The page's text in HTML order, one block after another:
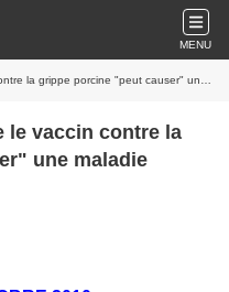
MENU
"peut causer" une maladie neurologique mortelle
le vaccin contre la
une maladie